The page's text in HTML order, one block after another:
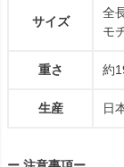
サイズ
全
モ
重さ 約
生産 日